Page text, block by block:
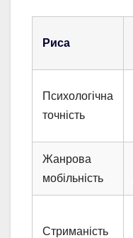
Риса
Психологічна
точність
Жанрова
мобільність
Стриманість